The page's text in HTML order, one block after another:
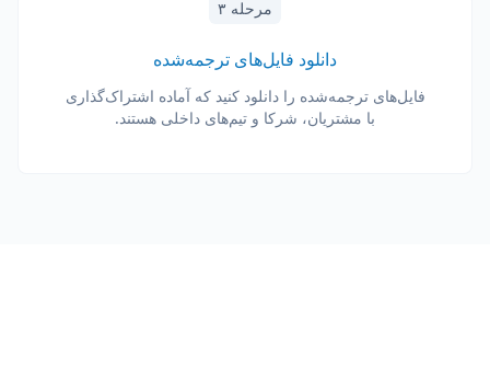
مرحله ۳
دانلود فایل‌های ترجمه‌شده
فایل‌های ترجمه‌شده را دانلود کنید که آماده اشتراک‌گذاری
با مشتریان، شرکا و تیم‌های داخلی هستند.